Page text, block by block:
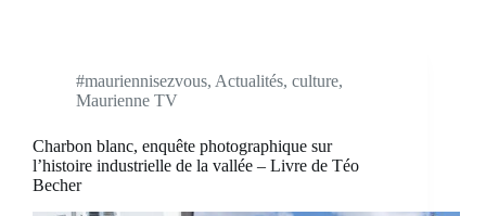
#mauriennisezvous, Actualités, culture,
Maurienne TV
Charbon blanc, enquête photographique sur
l’histoire industrielle de la vallée – Livre de Téo
Becher